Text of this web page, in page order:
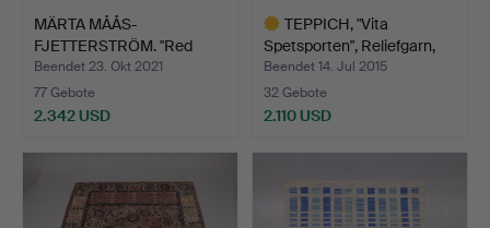
MÄRTA MÅÅS-
FJETTERSTRÖM. "Red
Garden Carpe…
Beendet 23. Okt 2021
77 Gebote
2.342 USD
TEPPICH, "Vita
Spetsporten", Reliefgarn,
s…
Beendet 14. Jul 2015
32 Gebote
2.110 USD